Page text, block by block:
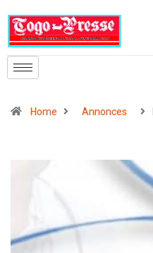
Home Annonces